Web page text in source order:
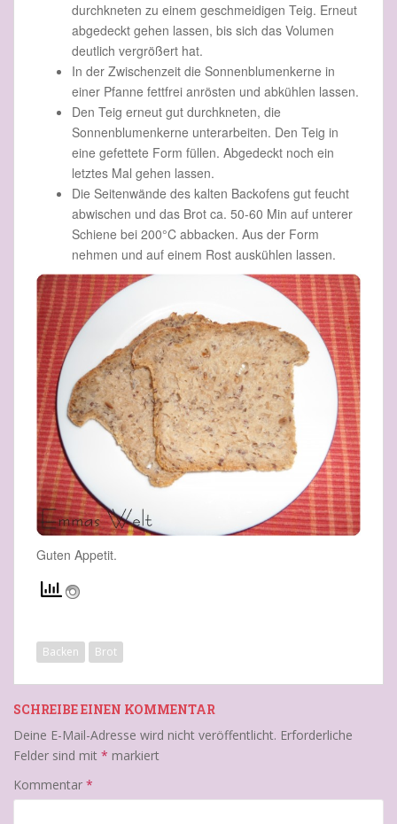
durchkneten zu einem geschmeidigen Teig. Erneut
abgedeckt gehen lassen, bis sich das Volumen
deutlich vergrößert hat.
In der Zwischenzeit die Sonnenblumenkerne in
einer Pfanne fettfrei anrösten und abkühlen lassen.
Den Teig erneut gut durchkneten, die
Sonnenblumenkerne unterarbeiten. Den Teig in
eine gefettete Form füllen. Abgedeckt noch ein
letztes Mal gehen lassen.
Die Seitenwände des kalten Backofens gut feucht
abwischen und das Brot ca. 50-60 Min auf unterer
Schiene bei 200°C abbacken. Aus der Form
nehmen und auf einem Rost auskühlen lassen.
Guten Appetit.
Backen Brot
SCHREIBE EINEN KOMMENTAR
Deine E-Mail-Adresse wird nicht veröffentlicht. Erforderliche
Felder sind mit * markiert
Kommentar *